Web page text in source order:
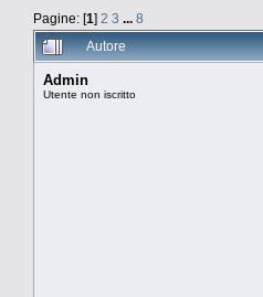
Pagine: [1] 2 3 ... 8
Autore
Admin
Utente non iscritto